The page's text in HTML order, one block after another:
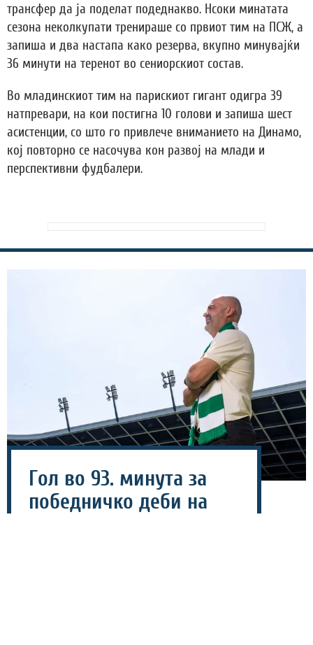
трансфер да ја поделат подеднакво. Нсоки минатата
сезона неколкупати тренираше со првиот тим на ПСЖ, а
запиша и два настапа како резерва, вкупно минувајќи
36 минути на теренот во сениорскиот состав.
Во младинскиот тим на парискиот гигант одигра 39
натпревари, на кои постигна 10 голови и запиша шест
асистенции, со што го привлече вниманието на Динамо,
кој повторно се насочува кон развој на млади и
перспективни фудбалери.
Гол во 93. минута за
победничко деби на